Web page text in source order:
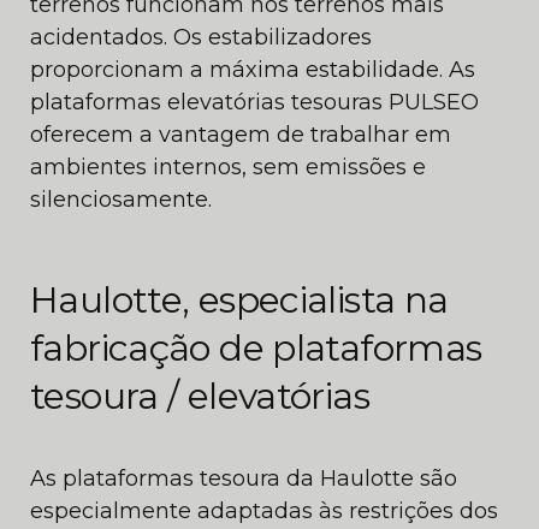
acidentados. Os estabilizadores
proporcionam a máxima estabilidade. As
plataformas elevatórias tesouras PULSEO
oferecem a vantagem de trabalhar em
ambientes internos, sem emissões e
silenciosamente.
Haulotte, especialista na
fabricação de plataformas
tesoura / elevatórias
As plataformas tesoura da Haulotte são
especialmente adaptadas às restrições dos